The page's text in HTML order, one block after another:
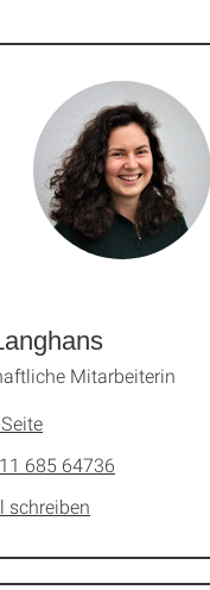
Mitarbeiterin
685 64736
schreiben